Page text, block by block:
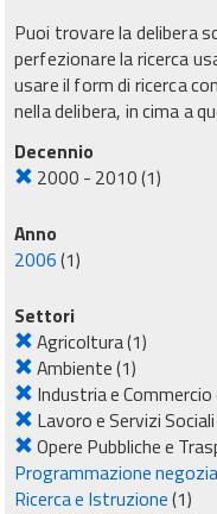
Puoi trovare la delibera
perfezionare la ricerca
usare il form di ricerca
nella delibera, in cima a
Decennio
2000 - 2010(1)
Anno
2006(1)
Settori
Agricoltura(1)
Ambiente(1)
Industria e
Lavoro e Servizi Sociali
Opere Pubbliche e
Programmazione
Ricerca e Istruzione(1)